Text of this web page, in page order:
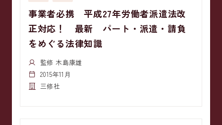
事業者必携 平成27年労働者派遣法改
正対応！ 最新 パート・派遣・請負
をめぐる法律知識
監修 木島康雄
2015年11月
三修社